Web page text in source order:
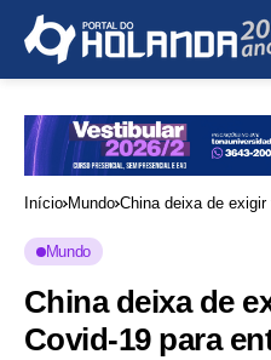
Início Mundo China deixa de
Mundo
China deixa de
Covid-19 para